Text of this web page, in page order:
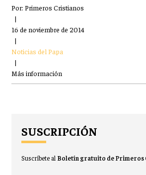
Por: Primeros Cristianos
|
16 de noviembre de 2014
|
Noticias del Papa
|
Más información
SUSCRIPCIÓN
Suscríbete al Boletín gratuito de Primeros